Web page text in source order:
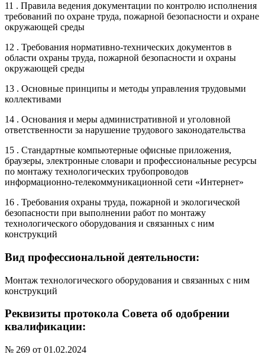
11 . Правила ведения документации по контролю исполнения
требований по охране труда, пожарной безопасности и охране
окружающей среды
12 . Требования нормативно-технических документов в
области охраны труда, пожарной безопасности и охраны
окружающей среды
13 . Основные принципы и методы управления трудовыми
коллективами
14 . Основания и меры административной и уголовной
ответственности за нарушение трудового законодательства
15 . Стандартные компьютерные офисные приложения,
браузеры, электронные словари и профессиональные ресурсы
по монтажу технологических трубопроводов
информационно-телекоммуникационной сети «Интернет»
16 . Требования охраны труда, пожарной и экологической
безопасности при выполнении работ по монтажу
технологического оборудования и связанных с ним
конструкций
Вид профессиональной деятельности:
Монтаж технологического оборудования и связанных с ним
конструкций
Реквизиты протокола Совета об одобрении
квалификации:
№ 269 от 01.02.2024